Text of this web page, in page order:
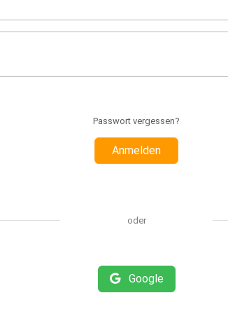
Passwort vergessen?
Anmelden
oder
Google